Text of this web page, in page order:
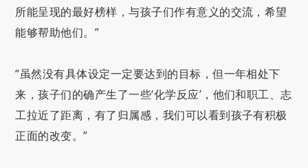
所能呈现的最好榜样，与孩子们作有意义的交流，希望
能够帮助他们。”
“虽然没有具体设定一定要达到的目标，但一年相处下
来，孩子们的确产生了一些‘化学反应’，他们和职工、志
工拉近了距离，有了归属感，我们可以看到孩子有积极
正面的改变。”